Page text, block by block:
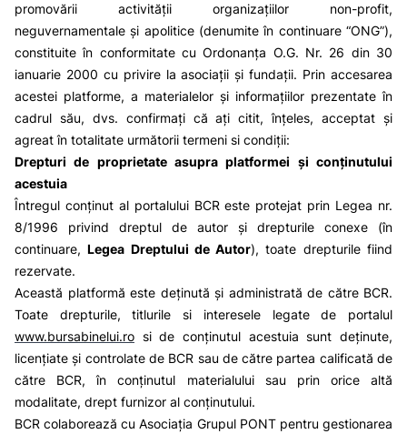
promovării activității organizațiilor non-profit,
neguvernamentale și apolitice (denumite în continuare “ONG”),
constituite în conformitate cu Ordonanța O.G. Nr. 26 din 30
ianuarie 2000 cu privire la asociații și fundații. Prin accesarea
acestei platforme, a materialelor și informațiilor prezentate în
cadrul său, dvs. confirmați că ați citit, înțeles, acceptat și
agreat în totalitate următorii termeni si condiții:
Drepturi de proprietate asupra platformei și conținutului
acestuia
Întregul conținut al portalului BCR este protejat prin Legea nr.
8/1996 privind dreptul de autor și drepturile conexe (în
continuare,Legea Dreptului de Autor), toate drepturile fiind
rezervate.
Această platformă este deținută și administrată de către BCR.
Toate drepturile, titlurile si interesele legate de portalul
www.bursabinelui.ro si de conținutul acestuia sunt deținute,
licențiate și controlate de BCR sau de către partea calificată de
către BCR, în conținutul materialului sau prin orice altă
modalitate, drept furnizor al conținutului.
BCR colaborează cu Asociația Grupul PONT pentru gestionarea